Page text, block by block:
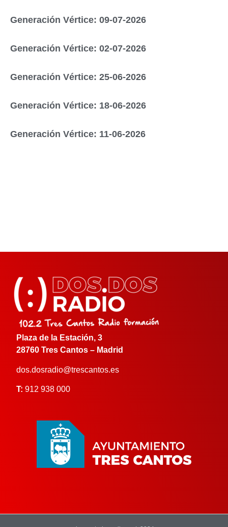
Generación Vértice: 09-07-2026
Generación Vértice: 02-07-2026
Generación Vértice: 25-06-2026
Generación Vértice: 18-06-2026
Generación Vértice: 11-06-2026
Plaza de la Estación, 3
28760 Tres Cantos – Madrid
dos.dosradio@trescantos.es
T: 912 938 000